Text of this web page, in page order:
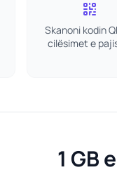
Skanoni kodin
cilësimet e
1 GB